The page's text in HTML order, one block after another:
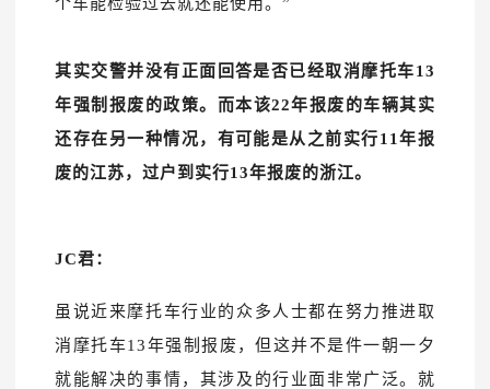
其实交警并没有正面回答是否已经取消摩托车13
年强制报废的政策。 而本该22年报废的车辆其实
还存在另一种情况，有可能是从之前实行11年报
废的江苏，过户到实行13年报废的浙江。
JC君：
虽说近来摩托车行业的众多人士都在努力推进取
消摩托车13年强制报废，但这并不是件一朝一夕
就能解决的事情，其涉及的行业面非常广泛。就